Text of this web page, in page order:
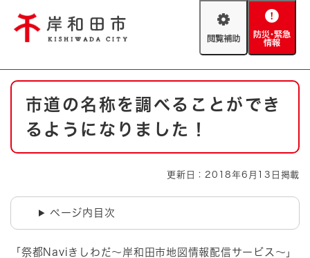
閲
助
防
緊
情
やさしい日本語
とじる
防災・緊急情報 救急・消防
ハザードマップ AED設置箇所
本
市道の名称を調べることができ
るようになりました！
更新日：2018年6月13日掲載
ページ内目次
「祭都Naviきしわだ～岸和田市地図情報配信サービス～」